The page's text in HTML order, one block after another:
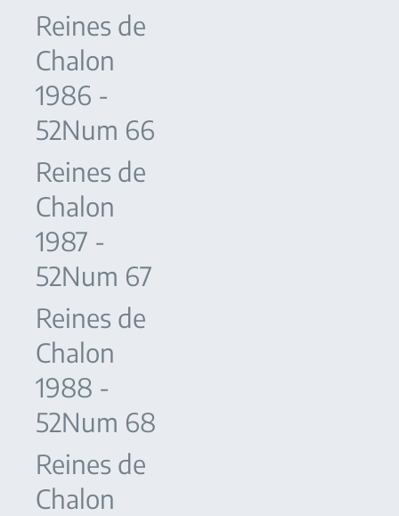
Reines de
Chalon
1986 -
52Num 66
Reines de
Chalon
1987 -
52Num 67
Reines de
Chalon
1988 -
52Num 68
Reines de
Chalon